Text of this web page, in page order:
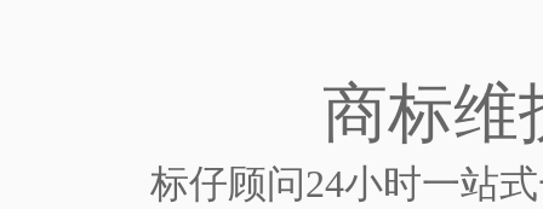
商标维
标仔顾问24小时一站